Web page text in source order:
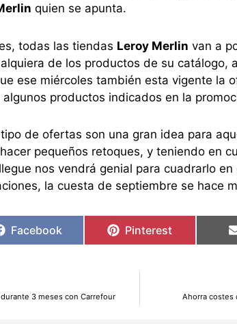
quien se apunta.
todas las tiendas Leroy Merlin van a
de los productos de su catálogo,
ese miércoles también esta vigente la
productos indicados en la
de ofertas son una gran idea para
pequeños retoques, y teniendo en
nos vendrá genial para cuadrarlo
la cuesta de septiembre se hace
Facebook Pinterest
3 meses con Carrefour Ahorra costes